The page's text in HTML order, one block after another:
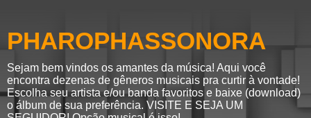
PHAROPHASSONORA
Sejam bem vindos os amantes da música! Aqui você
encontra dezenas de gêneros musicais pra curtir à vontade!
Escolha seu artista e/ou banda favoritos e baixe (download)
o álbum de sua preferência. VISITE E SEJA UM